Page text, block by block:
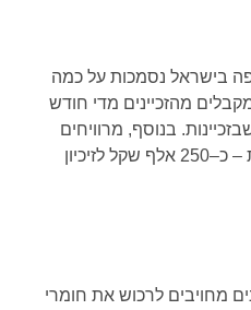
בישראל נסמכות על כמה
מהזכיינים מדי חודש
בנוסף, מרוויחים
בעלי הרשתות ממכירת זיכיונות – כ–250 אלף שקל לזיכיון
מחויבים לרכוש את חומרי